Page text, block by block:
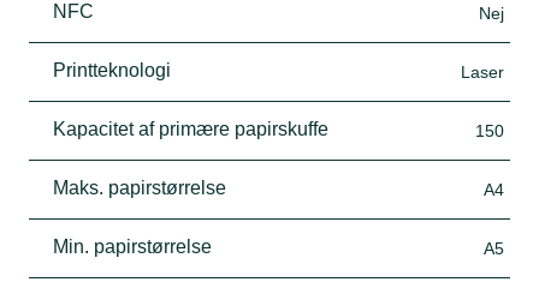
NFC Nej
Printteknologi Laser
Kapacitet af primære papirskuffe 150
Maks. papirstørrelse A4
Min. papirstørrelse A5